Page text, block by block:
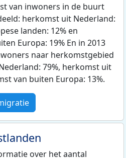
van inwoners in de buurt
herkomst uit Nederland:
landen: 12% en
Europa: 19% En in 2013
naar herkomstgebied
79%, herkomst uit
van buiten Europa: 13%.
over het aantal